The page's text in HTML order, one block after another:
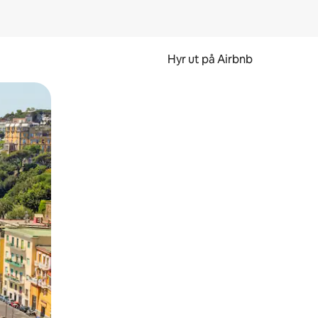
Hyr ut på Airbnb